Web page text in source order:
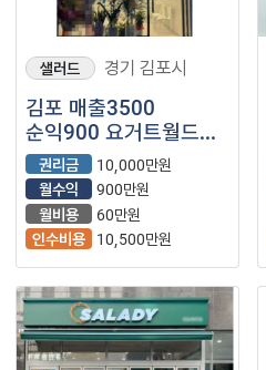
샐러드 경기 김포시
김포 매출3500
순익900 요거트월드
나왔습니다! 고정지출
적은매장입니다.
권리금
10,000만원
월수익
900만원
월비용
60만원
인수비용
10,500만원